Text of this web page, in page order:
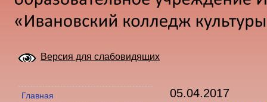
Версия для слабовидящих
Главная
05.04.2017